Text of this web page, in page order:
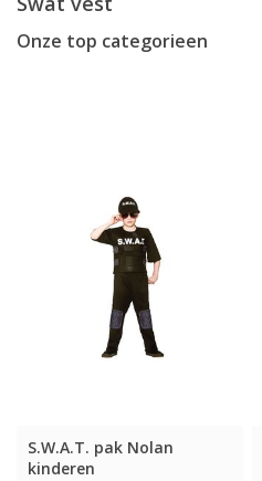
Onze top categorieen
S.W.A.T. pak Nolan
kinderen